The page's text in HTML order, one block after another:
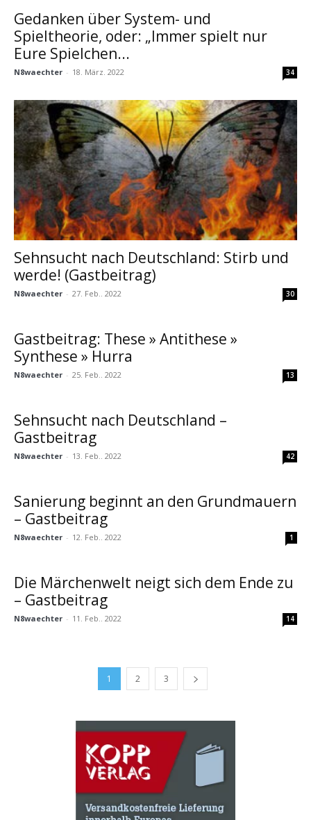
Gedanken über System- und
Spieltheorie, oder: „Immer spielt nur
Eure Spielchen...
N8waechter - 18. März. 2022 34
Sehnsucht nach Deutschland: Stirb und
werde! (Gastbeitrag)
N8waechter - 27. Feb.. 2022 30
Gastbeitrag: These » Antithese »
Synthese » Hurra
N8waechter - 25. Feb.. 2022 13
Sehnsucht nach Deutschland –
Gastbeitrag
N8waechter - 13. Feb.. 2022 42
Sanierung beginnt an den Grundmauern
– Gastbeitrag
N8waechter - 12. Feb.. 2022 1
Die Märchenwelt neigt sich dem Ende zu
– Gastbeitrag
N8waechter - 11. Feb.. 2022 14
1 2 3